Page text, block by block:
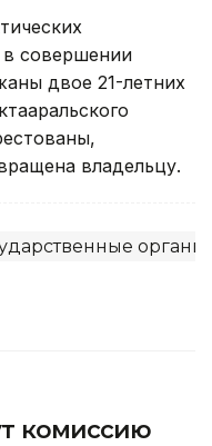
совершении
двое 21-летних
владельцу.
органы
комиссию